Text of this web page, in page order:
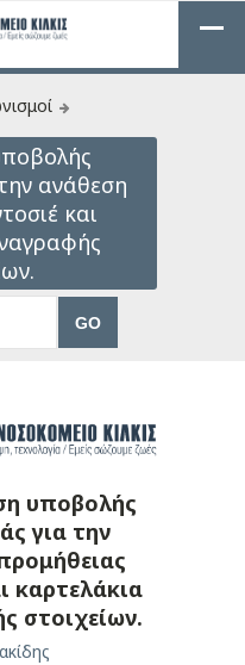
ανάθεση
και
υποβολής
για την
καρτελάκια
στοιχείων.